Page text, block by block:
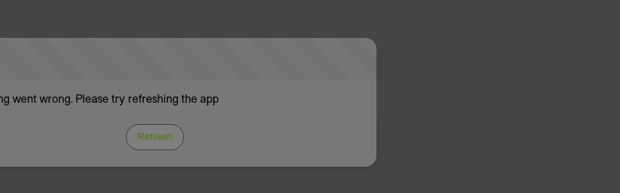
went wrong. Please try refreshing the app
Refresh